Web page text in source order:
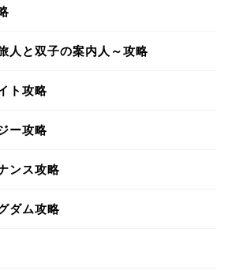
人と双子の案内人～攻略
ト攻略
ー攻略
ンス攻略
ダム攻略